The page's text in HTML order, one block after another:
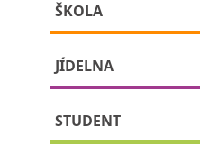
ŠKOLA
JÍDELNA
STUDENT
»Aktuality